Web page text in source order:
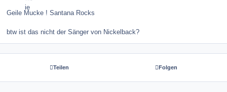
Geile Mucke ! Santana Rocks
btw ist das nicht der Sänger von Nickelback?
Teilen Folgen